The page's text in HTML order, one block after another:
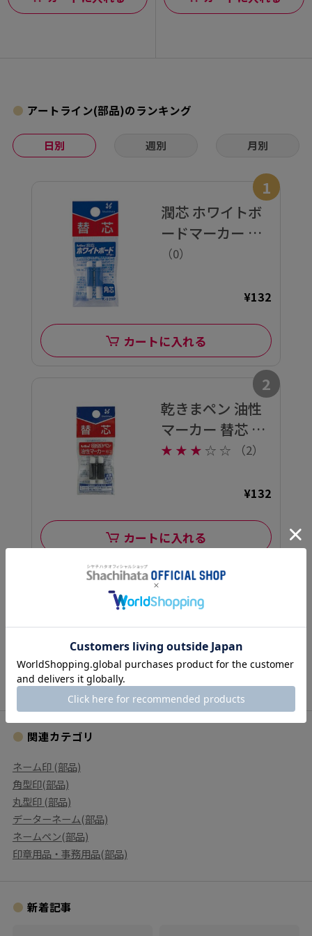
アートライン(部品)のランキング
日別 週別 月別
1
潤芯 ホワイトボ
ードマーカー 替
芯 角芯
（0）
¥132
カートに入れる
2
乾きまペン 油性
マーカー 替芯 太
字・角芯用
★ ★ ★ ☆ ☆ （2）
¥132
カートに入れる
すべてのランキングを見る
関連カテゴリ
ネーム印 (部品)
角型印(部品)
丸型印 (部品)
データーネーム(部品)
ネームペン(部品)
印章用品・事務用品(部品)
新着記事